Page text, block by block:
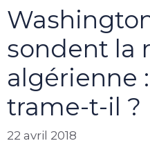
sondent la
algérienne
trame-t-il ?
22 avril 2018